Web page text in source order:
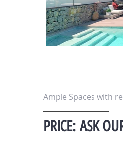
Ample Spaces with
PRICE: ASK